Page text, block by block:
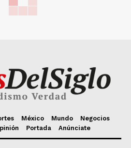
México Mundo
Negocios
Portada Anúnciate